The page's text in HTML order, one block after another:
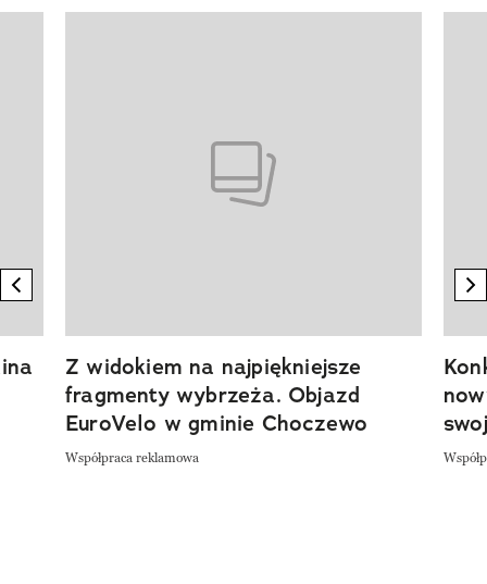
previous element
Z widokiem na najpiękniejsze
fragmenty wybrzeża. Objazd
EuroVelo w gminie Choczewo
Współpraca reklamowa